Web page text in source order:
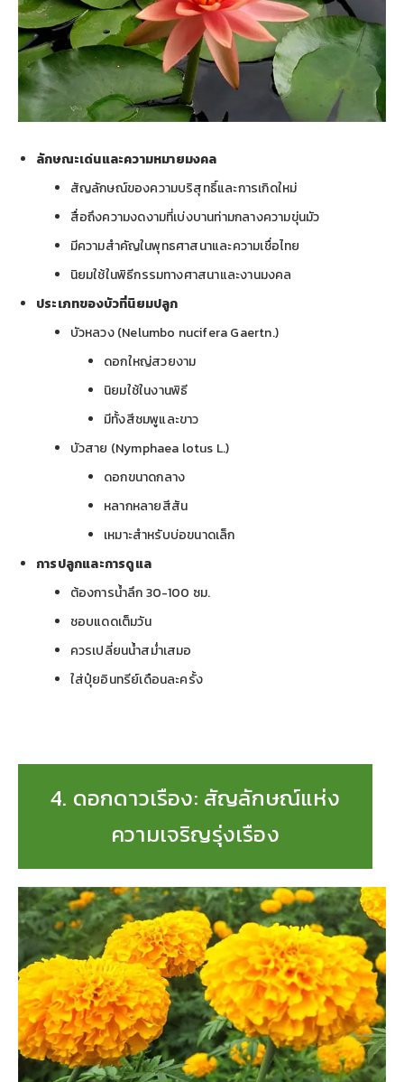
ลักษณะเด่นและความหมายมงคล
สัญลักษณ์ของความบริสุทธิ์และการเกิดใหม่
สื่อถึงความงดงามที่เบ่งบานท่ามกลางความขุ่นมัว
มีความสำคัญในพุทธศาสนาและความเชื่อไทย
นิยมใช้ในพิธีกรรมทางศาสนาและงานมงคล
ประเภทของบัวที่นิยมปลูก
บัวหลวง (Nelumbo nucifera Gaertn.)
ดอกใหญ่สวยงาม
นิยมใช้ในงานพิธี
มีทั้งสีชมพูและขาว
บัวสาย (Nymphaea lotus L.)
ดอกขนาดกลาง
หลากหลายสีสัน
เหมาะสำหรับบ่อขนาดเล็ก
การปลูกและการดูแล
ต้องการน้ำลึก 30-100 ซม.
ชอบแดดเต็มวัน
ควรเปลี่ยนน้ำสม่ำเสมอ
ใส่ปุ๋ยอินทรีย์เดือนละครั้ง
4. ดอกดาวเรือง: สัญลักษณ์แห่ง
ความเจริญรุ่งเรือง